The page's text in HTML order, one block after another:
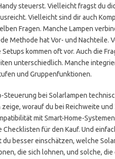
steuerst. Vielleicht fragst du
Vielleicht sind dir auch
Fragen. Manche Lampen
Methode hat Vor- und Nachteile.
kommen oft vor. Auch die
unterschiedlich. Manche
und Gruppenfunktionen.
Steuerung bei Solarlampen
worauf du bei Reichweite
mit Smart-Home-
für den Kauf. Und
besser einschätzen, welche
die sich lohnen, und solche,